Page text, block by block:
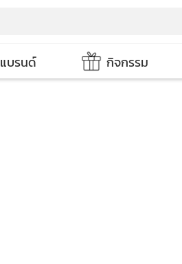
แบรนด์ กิจกรรม